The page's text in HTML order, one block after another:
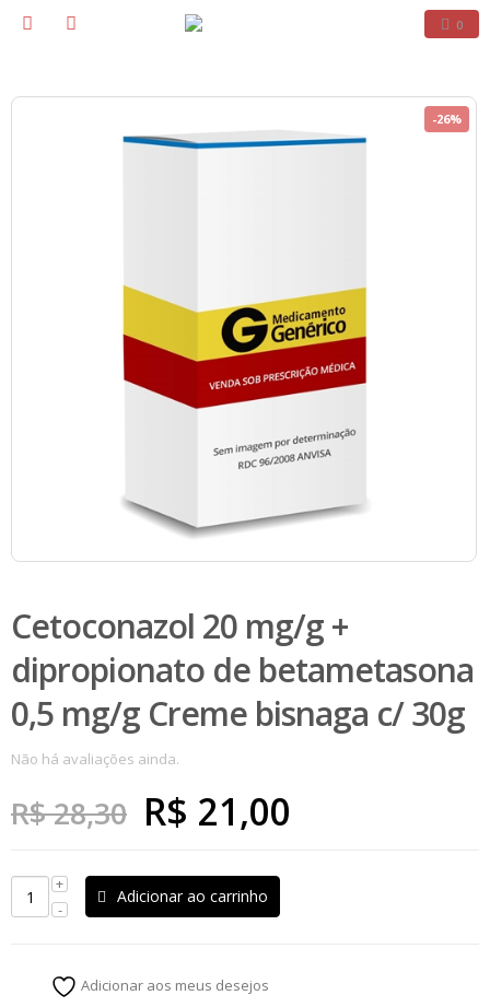
0
-26%
Cetoconazol 20 mg/g +
dipropionato de betametasona
0,5 mg/g Creme bisnaga c/ 30g
Não há avaliações ainda.
R$28,30 O
preço
original
era:
R$ 21,00
Adicionar ao carrinho
Adicionar aos meus desejos